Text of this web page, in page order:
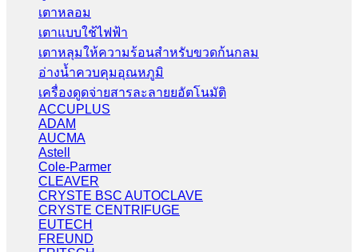
เตาหลอม
เตาแบบใช้ไฟฟ้า
เตาหลุมให้ความร้อนสำหรับขวดก้นกลม
อ่างน้ำควบคุมอุณหภูมิ
เครื่องดูดจ่ายสารละลายยอัตโนมัติ
ACCUPLUS
ADAM
AUCMA
Astell
Cole-Parmer
CLEAVER
CRYSTE BSC AUTOCLAVE
CRYSTE CENTRIFUGE
EUTECH
FREUND